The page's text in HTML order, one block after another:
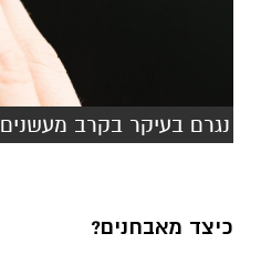
נגרם בעיקר בקרב מעשנים
כיצד מאבחנים?